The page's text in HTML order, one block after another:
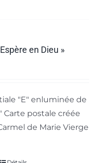
en Dieu »
"E" enluminée de
Carte postale créée
de Marie Vierge